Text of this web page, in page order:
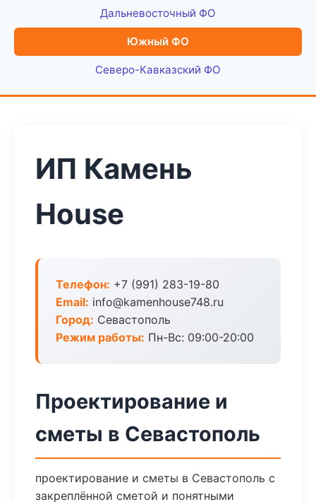
Дальневосточный ФО
Южный ФО
Северо-Кавказский ФО
ИП Камень
House
Телефон: +7 (991) 283-19-80
Email: info@kamenhouse748.ru
Город: Севастополь
Режим работы: Пн-Вс: 09:00-20:00
Проектирование и
сметы в Севастополь
проектирование и сметы в Севастополь с
закреплённой сметой и понятными